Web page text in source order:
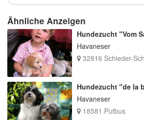
Ähnliche Anzeigen
Hundezucht "Vom
Havaneser
32816 Schieder-
Hundezucht "de la
Havaneser
18581 Putbus